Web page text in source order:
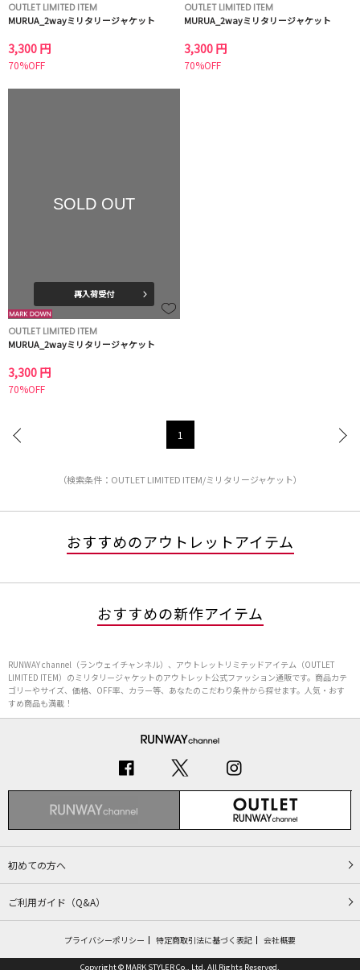
OUTLET LIMITED ITEM
MURUA_2wayミリタリージャケット
3,300 円
70%OFF
OUTLET LIMITED ITEM
MURUA_2wayミリタリージャケット
3,300 円
70%OFF
SOLD OUT
再入荷受付
OUTLET LIMITED ITEM
MURUA_2wayミリタリージャケット
3,300 円
70%OFF
1
（検索条件：OUTLET LIMITED ITEM/ミリタリージャケット）
おすすめのアウトレットアイテム
おすすめの新作アイテム
RUNWAY channel（ランウェイチャンネル）、アウトレットリミテッドアイテム（OUTLET
LIMITED ITEM）のミリタリージャケットのアウトレット公式ファッション通販です。商品カテ
ゴリーやサイズ、価格、OFF率、カラー等、あなたのこだわり条件から探せます。人気・おす
すめ商品も満載！
初めての方へ
ご利用ガイド（Q&A）
プライバシーポリシー 特定商取引法に基づく表記 会社概要
Copyright © MARK STYLER Co., Ltd. All Rights Reserved.